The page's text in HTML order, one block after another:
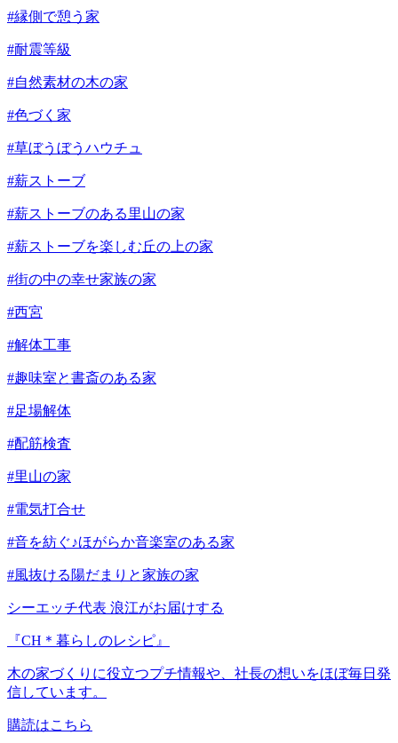
#縁側で憩う家
#耐震等級
#自然素材の木の家
#色づく家
#草ぼうぼうハウチュ
#薪ストーブ
#薪ストーブのある里山の家
#薪ストーブを楽しむ丘の上の家
#街の中の幸せ家族の家
#西宮
#解体工事
#趣味室と書斎のある家
#足場解体
#配筋検査
#里山の家
#電気打合せ
#音を紡ぐ♪ほがらか音楽室のある家
#風抜ける陽だまりと家族の家
シーエッチ代表 浪江がお届けする
『CH＊暮らしのレシピ』
木の家づくりに役立つプチ情報や、社長の想いをほぼ毎日発
信しています。
購読はこちら